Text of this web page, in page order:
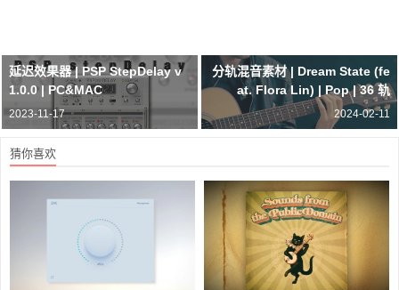
延迟效果器 | PSP StepDelay v
1.0.0 | PC&MAC
2023-11-17
分轨混音素材 | Dream State (fe
at. Flora Lin) | Pop | 36 轨
2024-02-11
猜你喜欢